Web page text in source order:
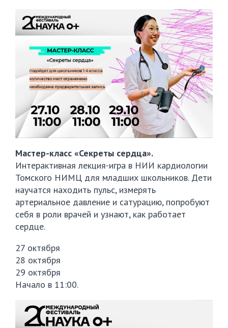
Мастер-класс «Секреты сердца».
Интерактивная лекция-игра в НИИ кардиологии
Томского НИМЦ для младших школьников. Дети
научатся находить пульс, измерять
артериальное давление и сатурацию, попробуют
себя в роли врачей и узнают, как работает
сердце.
27 октября
28 октября
29 октября
Начало в 11:00.